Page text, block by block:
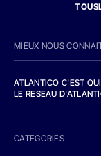
MIEUX NOUS
ATLANTICO C'EST
LE RESEAU
CATEGORIES